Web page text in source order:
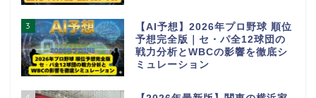
3
【AI予想】2026年プロ野球 順位
予想完全版｜セ・パ全12球団の
戦力分析とWBCの影響を徹底シ
ミュレーション